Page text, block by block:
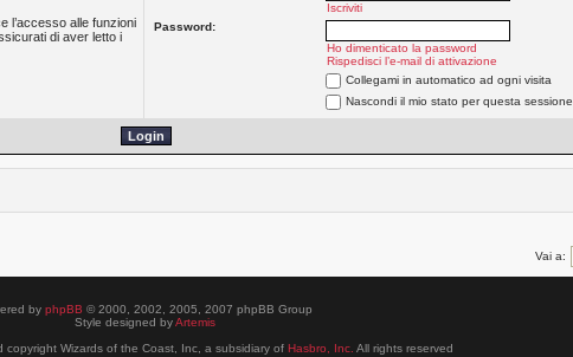
l’accesso alle funzioni
di aver letto i
Iscriviti
Password:
Ho dimenticato la password
Rispedisci l’e-mail di attivazione
Collegami in automatico ad ogni visita
Nascondi il mio stato per questa sessione
Vai a:
by phpBB © 2000, 2002, 2005, 2007 phpBB Group
Style designed byArtemis
copyright Wizards of the Coast, Inc, a subsidiary of Hasbro, Inc. All rights reserved